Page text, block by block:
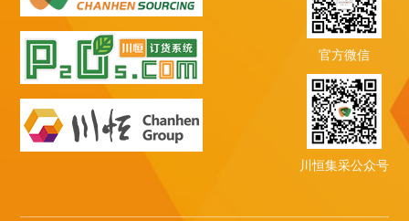
官方微信
川恒集采公众号